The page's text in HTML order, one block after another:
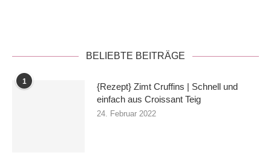
BELIEBTE BEITRÄGE
1
{Rezept} Zimt Cruffins | Schnell und
einfach aus Croissant Teig
24. Februar 2022